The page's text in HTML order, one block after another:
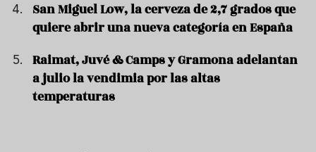
San Miguel Low, la cerveza de 2,7 grados que
quiere abrir una nueva categoría en España
Raimat, Juvé & Camps y Gramona adelantan
a julio la vendimia por las altas
temperaturas